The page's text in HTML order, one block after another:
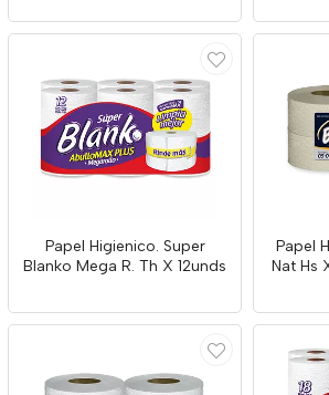
Papel Higienico. Super
Blanko Mega R. Th X 12unds
Papel
Nat Hs